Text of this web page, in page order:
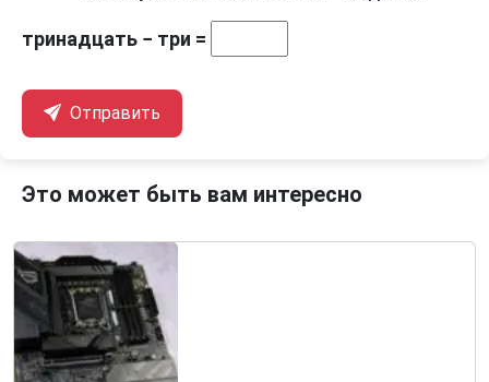
тринадцать − три =
Отправить
Это может быть вам интересно